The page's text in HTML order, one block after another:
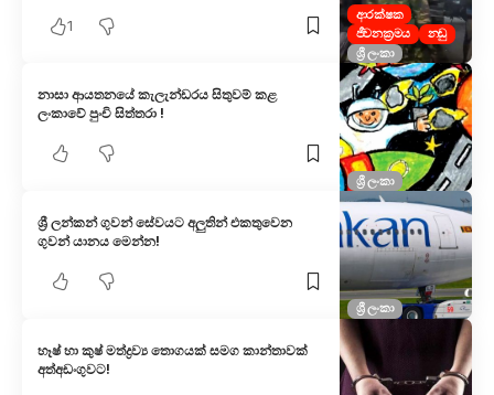
ආරක්ෂක
ජීවනක්‍රමය
නඩු
ශ්‍රී ලංකා
1
ශ්‍රී ලංකා
නාසා ආයතනයේ කැලැන්ඩරය සිතුවම් කළ
ලංකාවේ පුංචි සිත්තරා !
ශ්‍රී ලංකා
ශ්‍රී ලන්කන් ගුවන් සේවයට අලුතින් එකතුවෙන
ගුවන් යානය මෙන්න!
හෑෂ් හා කුෂ් මත්ද්‍රව්‍ය තොගයක් සමග කාන්තාවක්
අත්අඩංගුවට!